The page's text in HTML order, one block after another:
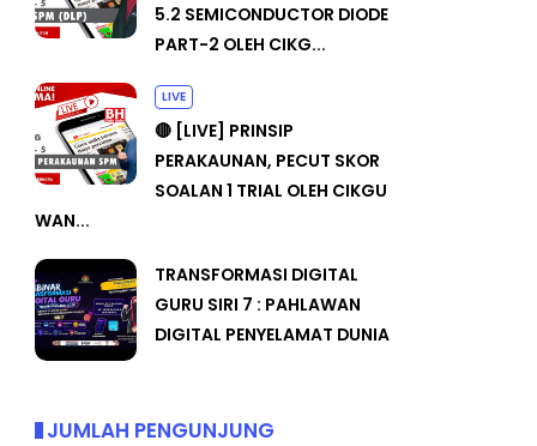
5.2 SEMICONDUCTOR DIODE
PART-2 OLEH CIKG...
LIVE
🔴 [LIVE] PRINSIP
PERAKAUNAN, PECUT SKOR
SOALAN 1 TRIAL OLEH CIKGU
WAN...
TRANSFORMASI DIGITAL
GURU SIRI 7 : PAHLAWAN
DIGITAL PENYELAMAT DUNIA
JUMLAH PENGUNJUNG